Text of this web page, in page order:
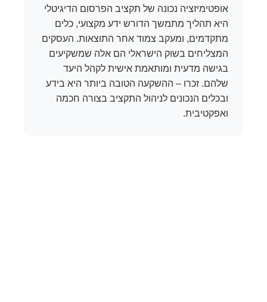
אופטימיזציה נכונה של תקציב הפרסום הדיגיטלי
היא תהליך מתמשך הדורש ידע מקצועי, כלים
מתקדמים, ומעקב צמוד אחר התוצאות. העסקים
המצליחים בשוק הישראלי הם אלה שמשקיעים
בגישה מדעית ומותאמת אישית לקהל היעד
שלהם. זכרו – ההשקעה הטובה ביותר היא בידע
ובכלים הנכונים לניהול התקציב בצורה חכמה
ואפקטיבית.